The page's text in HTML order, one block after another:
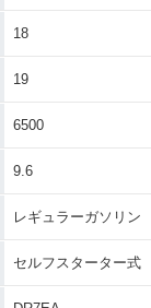
18
19
6500
9.6
レギュラーガソリン
セルフスターター式